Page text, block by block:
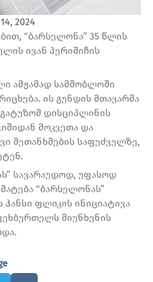
2024
“ბარსელონა” 35 წლის
ივან პერიშიჩის
ამჟამად სამშობლოში
ის გუნდის მთავარმა
დისციპლინის
მოკვეთა და
შეთანხმების საფუძველზე,
სავარაუდოდ, უფასოდ
“ბარსელონას”
ფლიკის ინიციატივა
მიუნხენის